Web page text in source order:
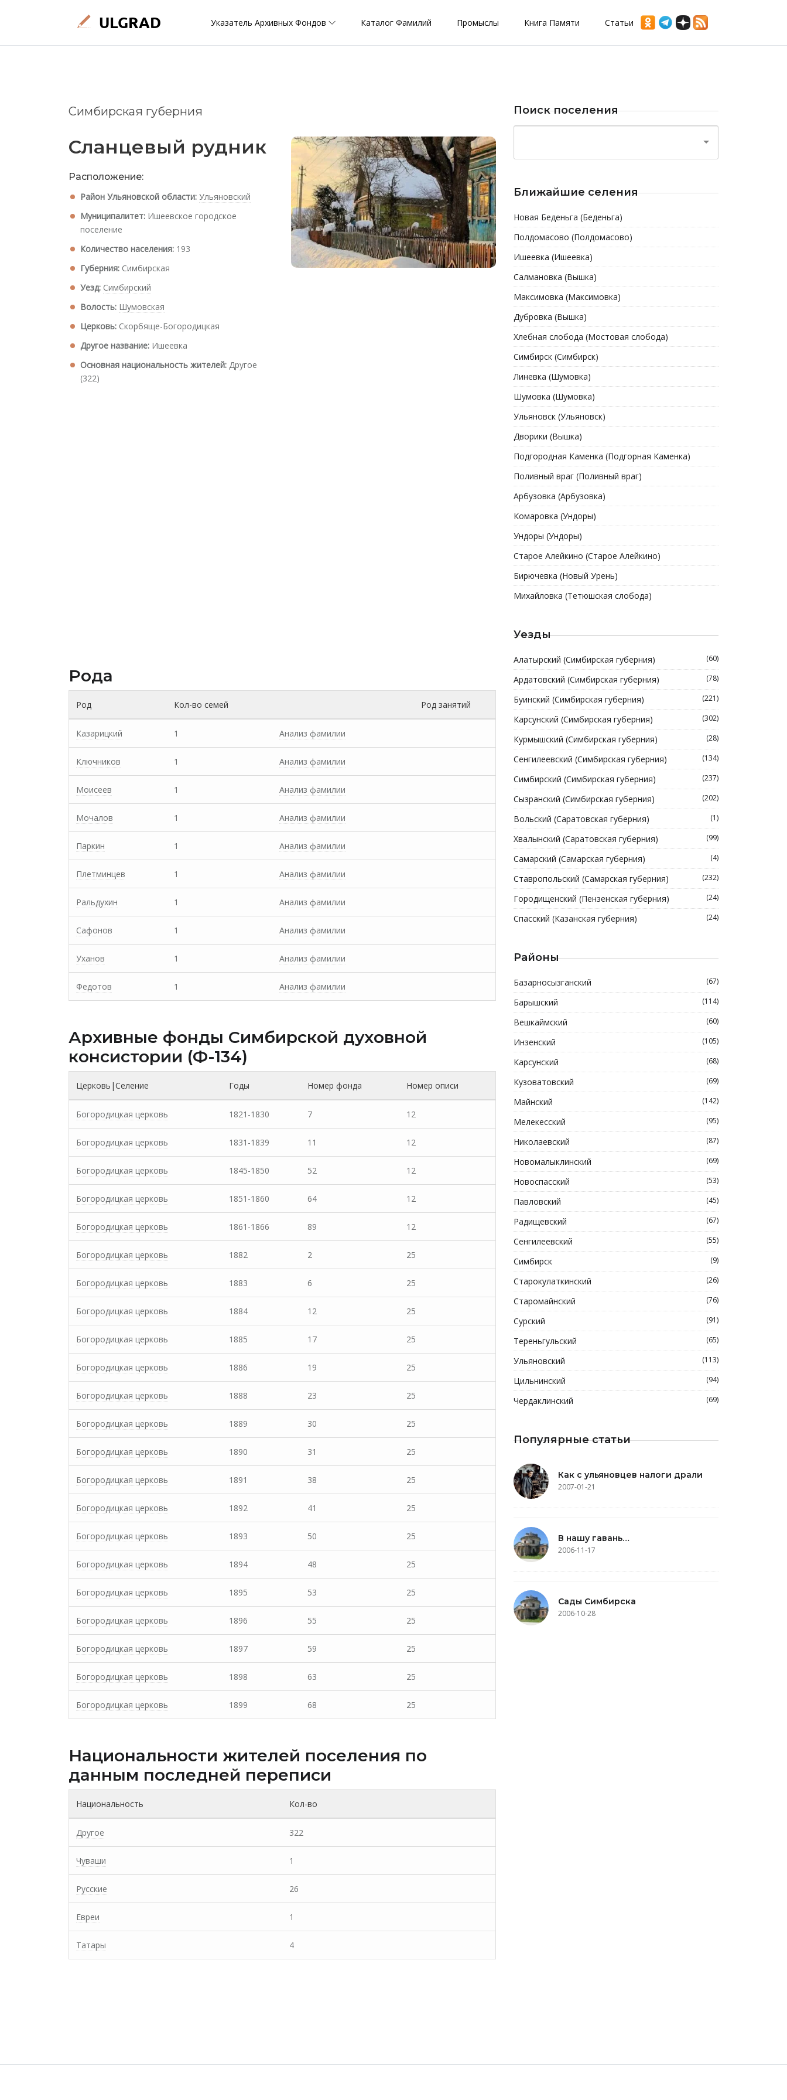
Указатель Архивных Фондов Каталог Фамилий Промыслы Книга Памяти Статьи
Симбирская губерния
Сланцевый рудник
Расположение:
Район Ульяновской области: Ульяновский
Муниципалитет: Ишеевское городское
поселение
Количество населения: 193
Губерния: Симбирская
Уезд: Симбирский
Волость: Шумовская
Церковь: Скорбяще-Богородицкая
Другое название: Ишеевка
Основная национальность жителей: Другое
(322)
Рода
Род Кол-во семей Род занятий
Казарицкий 1 Анализ фамилии
Ключников 1 Анализ фамилии
Моисеев 1 Анализ фамилии
Мочалов 1 Анализ фамилии
Паркин 1 Анализ фамилии
Плетминцев 1 Анализ фамилии
Ральдухин 1 Анализ фамилии
Сафонов 1 Анализ фамилии
Уханов 1 Анализ фамилии
Федотов 1 Анализ фамилии
Архивные фонды Cимбирской духовной
консистории (Ф-134)
Церковь|Селение Годы Номер фонда Номер описи
Богородицкая церковь 1821-1830 7 12
Богородицкая церковь 1831-1839 11 12
Богородицкая церковь 1845-1850 52 12
Богородицкая церковь 1851-1860 64 12
Богородицкая церковь 1861-1866 89 12
Богородицкая церковь 1882 2 25
Богородицкая церковь 1883 6 25
Богородицкая церковь 1884 12 25
Богородицкая церковь 1885 17 25
Богородицкая церковь 1886 19 25
Богородицкая церковь 1888 23 25
Богородицкая церковь 1889 30 25
Богородицкая церковь 1890 31 25
Богородицкая церковь 1891 38 25
Богородицкая церковь 1892 41 25
Богородицкая церковь 1893 50 25
Богородицкая церковь 1894 48 25
Богородицкая церковь 1895 53 25
Богородицкая церковь 1896 55 25
Богородицкая церковь 1897 59 25
Богородицкая церковь 1898 63 25
Богородицкая церковь 1899 68 25
Национальности жителей поселения по
данным последней переписи
Национальность Кол-во
Другое 322
Чуваши 1
Русские 26
Евреи 1
Татары 4
Поиск поселения
Ближайшие селения
Новая Беденьга (Беденьга)
Полдомасово (Полдомасово)
Ишеевка (Ишеевка)
Салмановка (Вышка)
Максимовка (Максимовка)
Дубровка (Вышка)
Хлебная слобода (Мостовая слобода)
Симбирск (Симбирск)
Линевка (Шумовка)
Шумовка (Шумовка)
Ульяновск (Ульяновск)
Дворики (Вышка)
Подгородная Каменка (Подгорная Каменка)
Поливный враг (Поливный враг)
Арбузовка (Арбузовка)
Комаровка (Ундоры)
Ундоры (Ундоры)
Старое Алейкино (Старое Алейкино)
Бирючевка (Новый Урень)
Михайловка (Тетюшская слобода)
Уезды
Алатырский (Симбирская губерния) (60)
Ардатовский (Симбирская губерния) (78)
Буинский (Симбирская губерния) (221)
Карсунский (Симбирская губерния) (302)
Курмышский (Симбирская губерния) (28)
Сенгилеевский (Симбирская губерния) (134)
Симбирский (Симбирская губерния) (237)
Сызранский (Симбирская губерния) (202)
Вольский (Саратовская губерния) (1)
Хвалынский (Саратовская губерния) (99)
Самарский (Самарская губерния) (4)
Ставропольский (Самарская губерния) (232)
Городищенский (Пензенская губерния) (24)
Спасский (Казанская губерния) (24)
Районы
Базарносызганский (67)
Барышский (114)
Вешкаймский (60)
Инзенский (105)
Карсунский (68)
Кузоватовский (69)
Майнский (142)
Мелекесский (95)
Николаевский (87)
Новомалыклинский (69)
Новоспасский (53)
Павловский (45)
Радищевский (67)
Сенгилеевский (55)
Симбирск (9)
Старокулаткинский (26)
Старомайнский (76)
Сурский (91)
Тереньгульский (65)
Ульяновский (113)
Цильнинский (94)
Чердаклинский (69)
Популярные статьи
Как с ульяновцев налоги драли
2007-01-21
В нашу гавань…
2006-11-17
Сады Симбирска
2006-10-28